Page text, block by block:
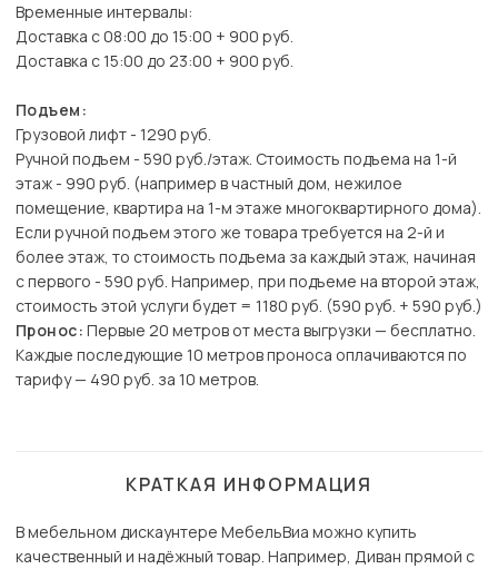
Временные интервалы:
Доставка с 08:00 до 15:00 + 900 руб.
Доставка с 15:00 до 23:00 + 900 руб.
Подъем:
Грузовой лифт - 1290 руб.
Ручной подъем - 590 руб./этаж. Стоимость подъема на 1-й
этаж - 990 руб. (например в частный дом, нежилое
помещение, квартира на 1-м этаже многоквартирного дома).
Если ручной подъем этого же товара требуется на 2-й и
более этаж, то стоимость подъема за каждый этаж, начиная
с первого - 590 руб. Например, при подъеме на второй этаж,
стоимость этой услуги будет = 1180 руб. (590 руб. + 590 руб.)
Пронос: Первые 20 метров от места выгрузки — бесплатно.
Каждые последующие 10 метров проноса оплачиваются по
тарифу — 490 руб. за 10 метров.
КРАТКАЯ ИНФОРМАЦИЯ
В мебельном дискаунтере МебельВиа можно купить
качественный и надёжный товар. Например, Диван прямой с